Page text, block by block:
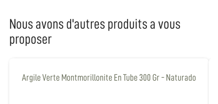
Nous avons d'autres produits a vous
proposer
Argile Verte Montmorillonite En Tube 300 Gr - Naturado